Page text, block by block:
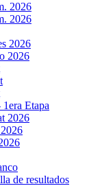
2026
2026
2026
2026
Etapa
2026
de resultados